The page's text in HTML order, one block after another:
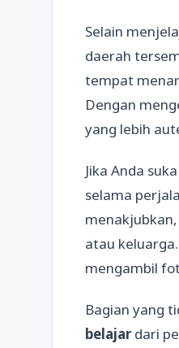
Selain
daerah
tempat
Dengan
yang lebih
Jika Anda
selama
atau
mengambil
Bagian yang
belajardari